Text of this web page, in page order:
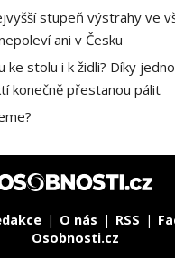
stupeň výstrahy ve
ani v Česku
ke stolu i k židli? Díky
konečně přestanou pálit
O nás RSS
Osobnosti.cz